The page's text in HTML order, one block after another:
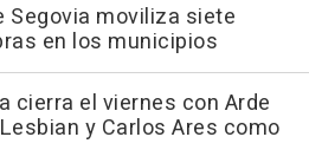
Segovia moviliza siete
en los municipios
cierra el viernes con Arde
y Carlos Ares como